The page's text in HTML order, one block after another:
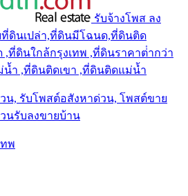
รับจ้างโพส ลง
ที่ดินเปล่า,ที่ดินมีโฉนด,ที่ดินติด
,ที่ดินใกล้กรุงเทพ ,ที่ดินราคาต่ํากว่า
น้ำ ,ที่ดินติดเขา ,ที่ดินติดแม่น้ำ
น, รับโพสต์อสังหาด่วน, โพสต์ขาย
นรับลงขายบ้าน
พ